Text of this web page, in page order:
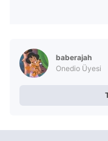
baberajah
Onedio Üyesi